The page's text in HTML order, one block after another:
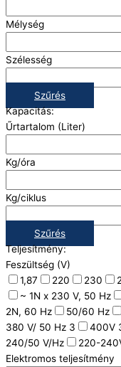
Mélység
Szélesség
Szűrés
Kapacitás:
Űrtartalom (Liter)
Kg/óra
Kg/ciklus
Szűrés
Teljesítmény:
Feszültség (V)
1,87
220 230
~ 1N x 230 V, 50 Hz
2N, 60 Hz
50/60 Hz
380 V/ 50 Hz 3
400V
240/50 V/Hz
220-
Elektromos teljesítmény